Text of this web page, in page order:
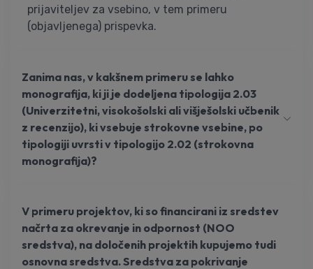
prijaviteljev za vsebino, v tem primeru
(objavljenega) prispevka.
Zanima nas, v kakšnem primeru se lahko
monografija, ki ji je dodeljena tipologija 2.03
(Univerzitetni, visokošolski ali višješolski učbenik
z recenzijo), ki vsebuje strokovne vsebine, po
tipologiji uvrsti v tipologijo 2.02 (strokovna
monografija)?
V primeru projektov, ki so financirani iz sredstev
načrta za okrevanje in odpornost (NOO
sredstva), na določenih projektih kupujemo tudi
osnovna sredstva. Sredstva za pokrivanje